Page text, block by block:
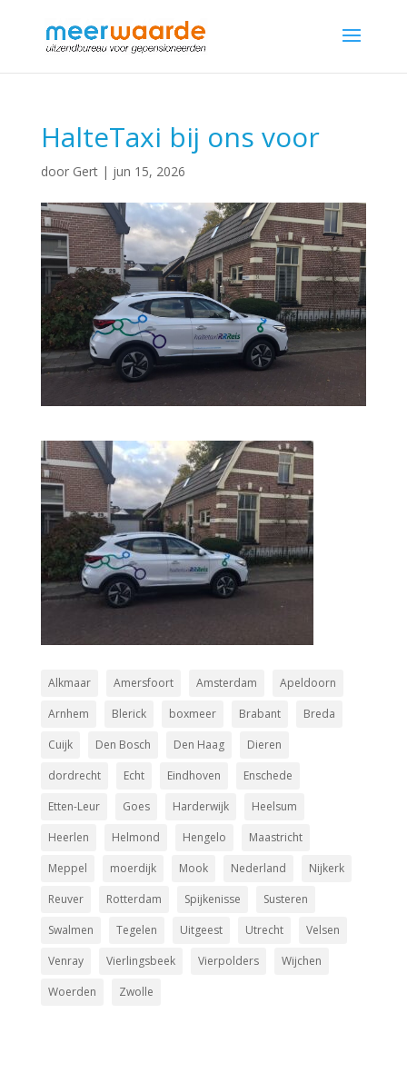
HalteTaxi bij ons voor
door Gert| jun 15, 2026
Alkmaar Amersfoort Amsterdam
Apeldoorn
Arnhem
Blerick boxmeer Brabant
Breda
Cuijk
Den Bosch Den Haag
Dieren
dordrecht
Echt Eindhoven
Enschede
Etten-Leur
Goes Harderwijk
Heelsum
Heerlen
Helmond Hengelo
Maastricht
Meppel
moerdijk Mook Nederland
Nijkerk
Reuver
Rotterdam Spijkenisse
Susteren
Swalmen
Tegelen Uitgeest Utrecht
Velsen
Venray
Vierlingsbeek Vierpolders
Wijchen
Woerden
Zwolle